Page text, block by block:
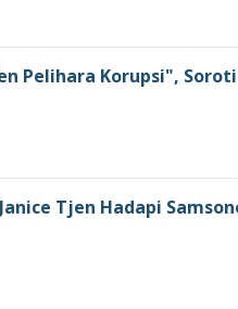
Pelihara Korupsi",
Tjen Hadapi